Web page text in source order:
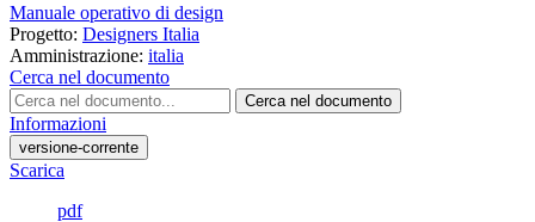
Manuale operativo di design
Progetto: Designers Italia
Amministrazione: italia
Cerca nel documento
Cerca nel documento
Informazioni
versione-corrente
Scarica
pdf